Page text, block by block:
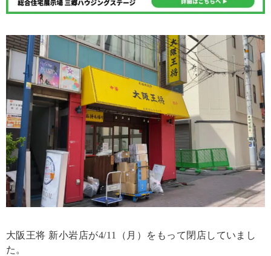
大阪王将 新小岩店が4/11（月）をもって閉店していまし
た。